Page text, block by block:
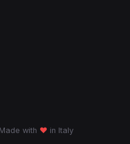
Made with ♥ in Italy